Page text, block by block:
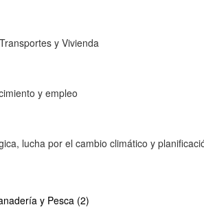
y Vivienda
y empleo
lucha por el cambio climático y
y Pesca (2)